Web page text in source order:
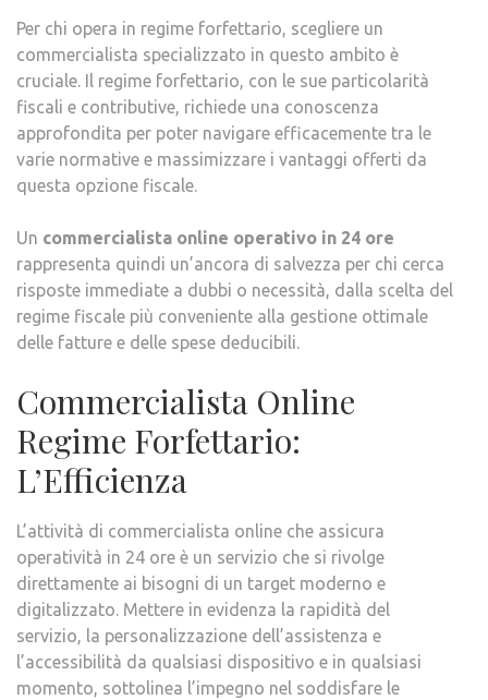
Per chi opera in regime forfettario, scegliere un
commercialista specializzato in questo ambito è
cruciale. Il regime forfettario, con le sue particolarità
fiscali e contributive, richiede una conoscenza
approfondita per poter navigare efficacemente tra le
varie normative e massimizzare i vantaggi offerti da
questa opzione fiscale.
Un commercialista online operativo in 24 ore
rappresenta quindi un’ancora di salvezza per chi cerca
risposte immediate a dubbi o necessità, dalla scelta del
regime fiscale più conveniente alla gestione ottimale
delle fatture e delle spese deducibili.
Commercialista Online
Regime Forfettario:
L’Efficienza
L’attività di commercialista online che assicura
operatività in 24 ore è un servizio che si rivolge
direttamente ai bisogni di un target moderno e
digitalizzato. Mettere in evidenza la rapidità del
servizio, la personalizzazione dell’assistenza e
l’accessibilità da qualsiasi dispositivo e in qualsiasi
momento, sottolinea l’impegno nel soddisfare le